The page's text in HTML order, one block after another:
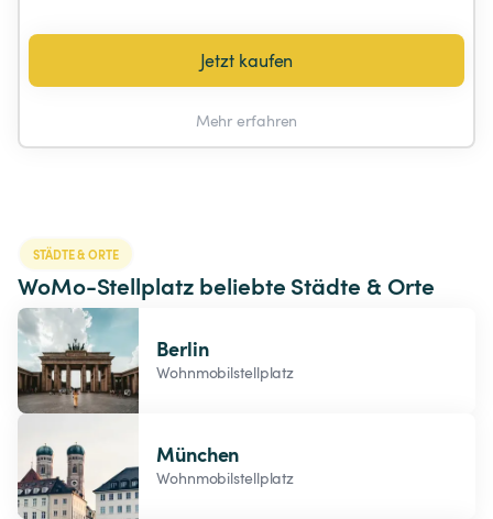
Jetzt kaufen
Mehr erfahren
STÄDTE & ORTE
WoMo-Stellplatz beliebte Städte & Orte
Berlin
Wohnmobilstellplatz
München
Wohnmobilstellplatz